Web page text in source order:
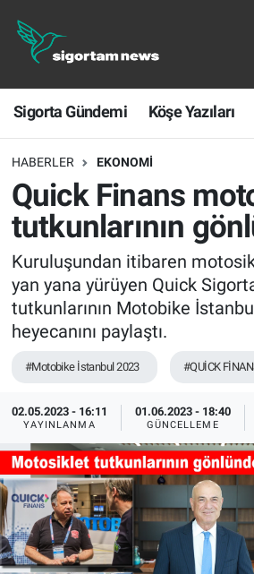
Sigorta Gündemi Köşe Yazıları
HABERLER EKONOMI
Quick Finans
tutkunlarının
Kuruluşundan itibaren
yan yana yürüyen Quick
tutkunlarının Motobike
heyecanını paylaştı.
#Motobike İstanbul 2023 #QUİCK
02.05.2023 - 16:11
YAYINLANMA
01.06.2023 - 18:40
GÜNCELLEME
Sigorta Gündemi
Köşe Yazıları
Sağlık Sigortaları
Sporun Sigortası
Ekonomi